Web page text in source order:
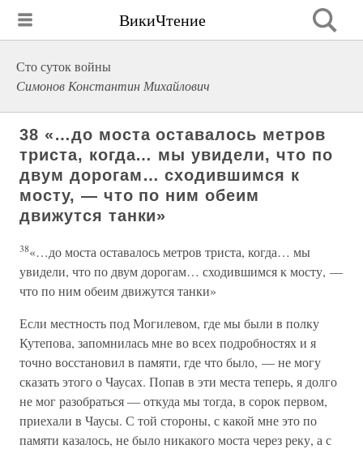
ВикиЧтение
Сто суток войны
Симонов Константин Михайлович
38 «…до моста оставалось метров
триста, когда… мы увидели, что по
двум дорогам… сходившимся к
мосту, — что по ним обеим
движутся танки»
38«…до моста оставалось метров триста, когда… мы
увидели, что по двум дорогам… сходившимся к мосту, —
что по ним обеим движутся танки»
Если местность под Могилевом, где мы были в полку
Кутепова, запомнилась мне во всех подробностях и я
точно восстановил в памяти, где что было, — не могу
сказать этого о Чаусах. Попав в эти места теперь, я долго
не мог разобраться — откуда мы тогда, в сорок первом,
приехали в Чаусы. С той стороны, с какой мне это по
памяти казалось, не было никакого моста через реку, а с